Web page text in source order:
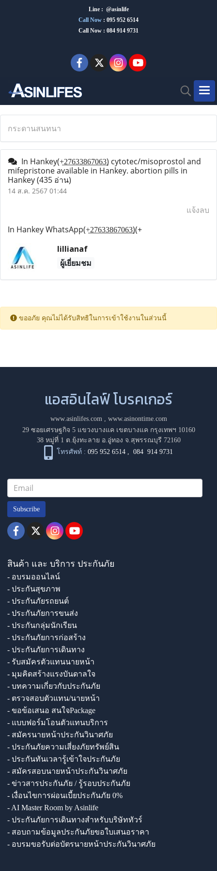
Line : @asinlife
Call Now : 095 952 6514
Call Now : 084 914 9731
กระดานสนทนา
In Hankey(+̲2̲7̲6̲3̲3̲8̲6̲7̲0̲6̲3̲) cytotec/misoprostol and
mifepristone available in Hankey. abortion pills in
Hankey(435 อ่าน)
14 ส.ค. 2567 01:44
แจ้งลบ
In Hankey WhatsApp(+̲2̲7̲6̲3̲3̲8̲6̲7̲0̲6̲3̲)(+
lillianaf
ผู้เยี่ยมชม
ขออภัย คุณไม่ได้รับสิทธิในการเข้าใช้งานในส่วนนี้
แอสอินไลฟ์ โบรคเกอร์
www.asinlifes.com, www.asinontime.com
29 ซอยเศรษฐกิจ 5 แขวงบางแค เขตบางแค กรุงเทพฯ 10160
38 หมู่ที่ 1 ต.ยุ้งทะลาย อ.อู่ทอง จ.สุพรรณบุรี 72160
โทรศัพท์ : 095 952 6514 ,084 914 9731
Subscribe
สินค้า และ บริการ ประกันภัย
- อบรมออนไลน์
- ประกันสุขภาพ
- ประกันภัยรถยนต์
- ประกันภัยการขนส่ง
- ประกันกลุ่มนักเรียน
- ประกันภัยการก่อสร้าง
- ประกันภัยการเดินทาง
- รับสมัครตัวแทนนายหน้า
- มุมคิดสร้างแรงบันดาลใจ
- บทความเกี่ยวกับประกันภัย
- ตรวจสอบตัวแทน/นายหน้า
- ขอข้อเสนอ สนใจPackage
- แบบฟอร์มโอนตัวแทนบริการ
- สมัครนายหน้าประกันวินาศภัย
- ประกันภัยความเสี่ยงภัยทรัพย์สิน
- ประกันทันเวลารู้เข้าใจประกันภัย
- สมัครสอบนายหน้าประกันวินาศภัย
- ข่าวสารประกันภัย / รู้รอบประกันภัย
- เงื่อนไขการผ่อนเบี้ยประกันภัย 0%
- AI Master Room by Asinlife
- ประกันภัยการเดินทางสำหรับบริษัททัวร์
- สอบถามข้อมูลประกันภัยขอใบเสนอราคา
- อบรมขอรับต่อบัตรนายหน้าประกันวินาศภัย